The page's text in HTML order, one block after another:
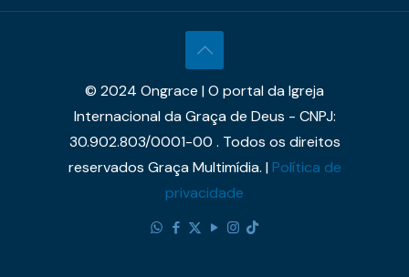
© 2024 Ongrace | O portal da Igreja
Internacional da Graça de Deus - CNPJ:
30.902.803/0001-00 . Todos os direitos
reservados Graça Multimídia. |Política de
privacidade